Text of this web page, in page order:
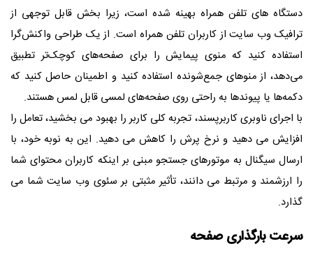
دستگاه های تلفن همراه بهینه شده است، زیرا بخش قابل توجهی از
ترافیک وب سایت از کاربران تلفن همراه است. از یک طراحی واکنش‌گرا
استفاده کنید که منوی پیمایش را برای صفحه‌های کوچک‌تر تطبیق
می‌دهد، از منوهای جمع‌شونده استفاده کنید و اطمینان حاصل کنید که
دکمه‌ها یا پیوندها به راحتی روی صفحه‌های لمسی قابل لمس هستند.
با اجرای ناوبری کاربرپسند، تجربه کلی کاربر را بهبود می بخشید، تعامل را
افزایش می دهید و نرخ پرش را کاهش می دهید. این به نوبه خود، با
ارسال سیگنال به موتورهای جستجو مبنی بر اینکه کاربران محتوای شما
را ارزشمند و مرتبط می دانند، تأثیر مثبتی بر سئوی وب سایت شما می
گذارد.
سرعت بارگذاری صفحه